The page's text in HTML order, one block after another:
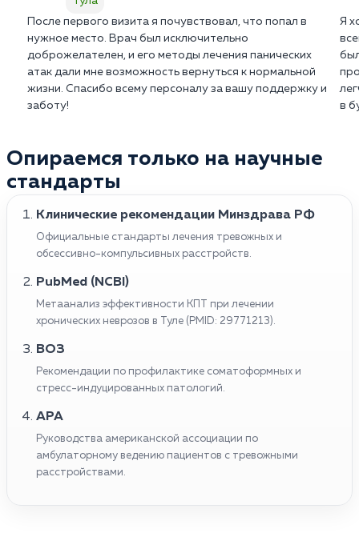
После первого визита я почувствовал, что попал в
нужное место. Врач был исключительно
доброжелателен, и его методы лечения панических
атак дали мне возможность вернуться к нормальной
жизни. Спасибо всему персоналу за вашу поддержку и
заботу!
Я
в
Опираемся только на научные
стандарты
Клинические рекомендации Минздрава РФ
Официальные стандарты лечения тревожных и
обсессивно-компульсивных расстройств.
PubMed (NCBI)
Метаанализ эффективности КПТ при лечении
хронических неврозов в Туле (PMID: 29771213).
ВОЗ
Рекомендации по профилактике соматоформных и
стресс-индуцированных патологий.
APA
Руководства американской ассоциации по
амбулаторному ведению пациентов с тревожными
расстройствами.